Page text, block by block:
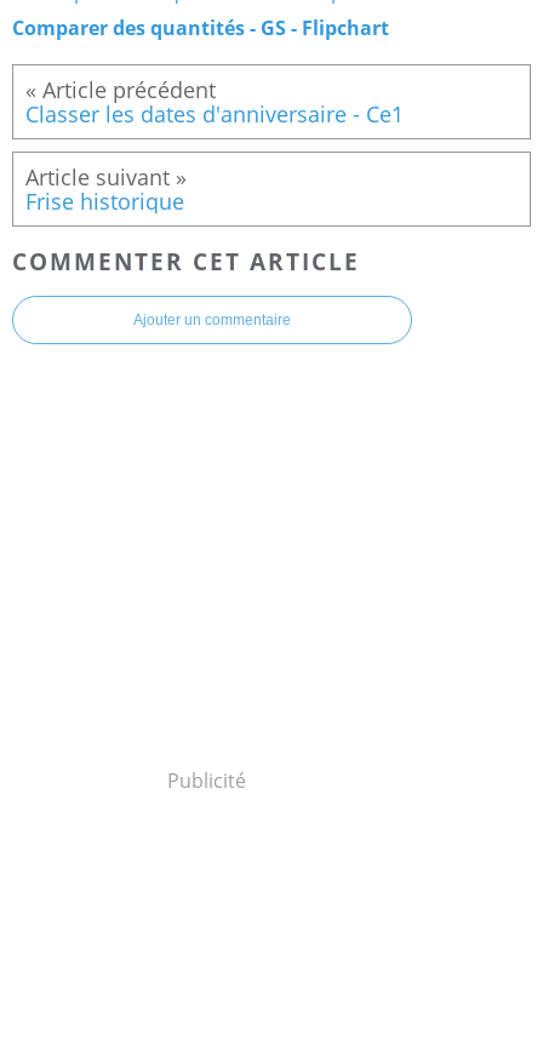
Comparer des quantités - GS - Flipchart
Classer les dates d'anniversaire - Ce1
Frise historique
COMMENTER CET ARTICLE
Ajouter un commentaire
Publicité